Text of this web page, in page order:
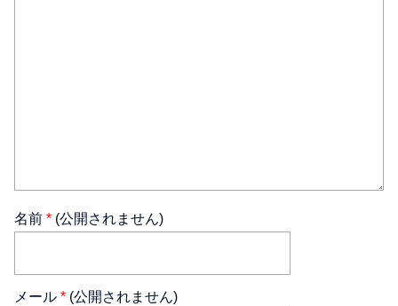
名前 * (公開されません)
メール * (公開されません)